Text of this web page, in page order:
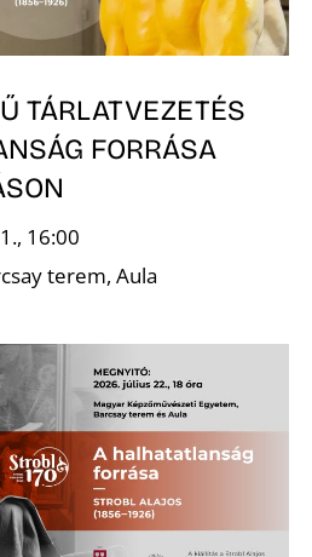
TÁRLATVEZETÉS
FORRÁSA
16:00
terem, Aula